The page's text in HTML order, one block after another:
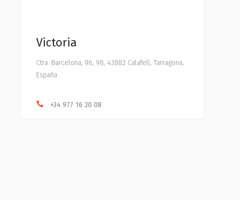
Victoria
Ctra. Barcelona, 96, 98, 43882 Calafell, Tarragona,
España
+34 977 16 20 08